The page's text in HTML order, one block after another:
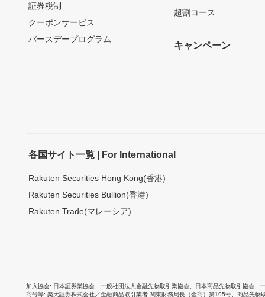
証券税制
クーポンサービス
バースデープログラム
超割コース
キャンペーン
各国サイト一覧 | For International
Rakuten Securities Hong Kong(香港)
Rakuten Securities Bullion(香港)
Rakuten Trade(マレーシア)
加入協会 日本証券業協会 一般社団法人金融先物取引業協会 日本商品先物取引協会
商号等 楽天証券株式会社／金融商品取引業者 関東財務局長（金商）第195号、商品先物